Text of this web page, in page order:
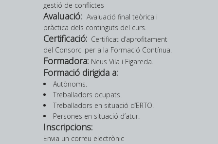
gestió de conflictes
Avaluació: Avaluació final teòrica i
pràctica dels continguts del curs.
Certificació: Certificat d’aprofitament
del Consorci per a la Formació Contínua.
Formadora: Neus Vila i Figareda.
Formació dirigida a:
Autònoms.
Treballadors ocupats.
Treballadors en situació d’ERTO.
Persones en situació d’atur.
Inscripcions:
Envia un correu electrònic